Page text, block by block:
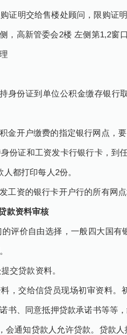
证明交给售楼处顾问，限购证
，高新管委会2楼 左侧第1,2窗
身份证到单位公积金缴存银行
金开户缴费的指定银行网点，要
份证和工资发卡行银行卡，到
都打印每人2份。
工资的银行卡开户行的所有网点
款资料审核
评价自由选择，一般四大国
交贷款资料。
，交给信贷员现场初审资料
书、同意抵押贷款承诺书等等
通知贷款人允许贷款。贷款